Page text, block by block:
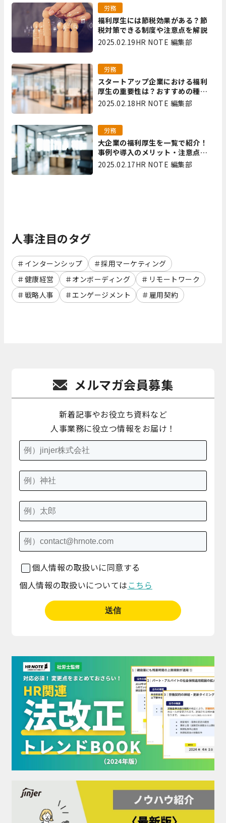
福利厚生には節税効果がある？節
税対策できる制度や注意点を解説
労務
2025.02.19HR NOTE 編集部
スタートアップ企業における福利
厚生の重要性は？おすすめの種類
やメリット・デメリットを解説
労務
2025.02.18HR NOTE 編集部
大企業の福利厚生を一覧で紹介！
事例や導入のメリット・注意点を
解説
労務
2025.02.17HR NOTE 編集部
人事注目のタグ
インターンシップ
採用マーケティング
健康経営
オンボーディング
リモートワーク
戦略人事
エンゲージメント 雇用契約
メルマガ会員募集
新着記事やお役立ち資料など
人事業務に役立つ情報をお届け！
個人情報の取扱いに同意する
個人情報の取扱いについては こちら